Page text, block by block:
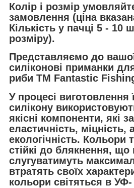
Колір і розмір
замовлення (ціна
Кількість у пачці 5 - 10
розміру).
Представляємо до
силіконові приманки
риби ТМ Fantastic
У процесі виготовлення
силікону
якісні компоненти, які
еластичність, міцність,
екологічність. Кольори
стійкі до блякнення, що
слугуватимуть
втратять своїх
кольори світяться в УФ-